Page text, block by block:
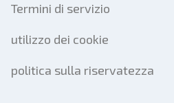
Termini di servizio
utilizzo dei cookie
politica sulla riservatezza